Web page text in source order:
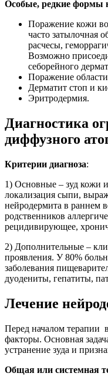
Особые, редкие формы
Поражение кожи
часто затылочная
расчесы,
Возможно
себорейного
Поражение
Дерматит стоп и
Эритродермия.
Диагностика
диффузного
Критерии диагноза:
1) Основные – зуд кожи
локализация сыпи,
нейродермита в раннем
родственников
рецидивирующее,
2) Дополнительные –
проявления. У 80%
заболевания
дуодениты, гепатиты,
Лечение
Перед началом терапии
факторы. Основная
устранение зуда и
Общая или системная